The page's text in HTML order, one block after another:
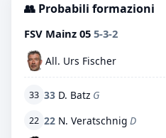
👥 Probabili formazioni
FSV Mainz 05 5-3-2
All. Urs Fischer
33 33 D. Batz G
22 22 N. Veratschnig D